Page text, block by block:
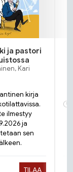
ja pastori
Kari
kirja
ilmestyy
ja
sen
TILAA